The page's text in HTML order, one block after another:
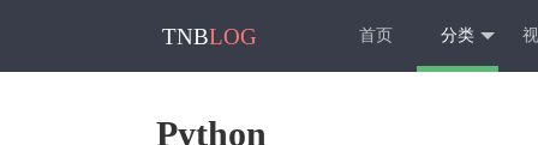
TNBLOG 首页 分类
Python